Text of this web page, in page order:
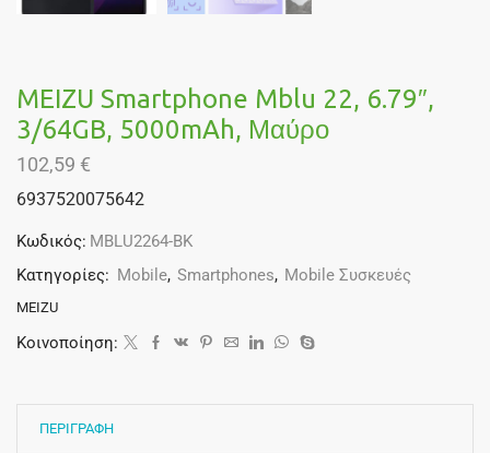
MEIZU Smartphone Mblu 22, 6.79″,
3/64GB, 5000mAh, Μαύρο
102,59 €
6937520075642
Κωδικός: MBLU2264-BK
Κατηγορίες: Mobile, Smartphones, Mobile Συσκευές
MEIZU
Κοινοποίηση:
ΠΕΡΙΓΡΑΦΗ